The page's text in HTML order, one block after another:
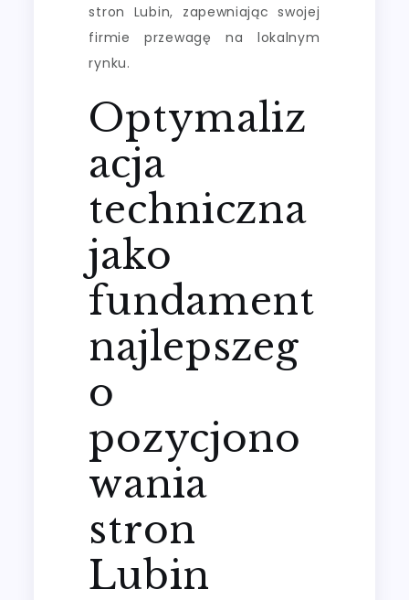
stron Lubin, zapewniając swojej
firmie przewagę na lokalnym
rynku.
Optymaliz
acja
techniczna
jako
fundament
najlepszeg
o
pozycjono
wania
stron
Lubin